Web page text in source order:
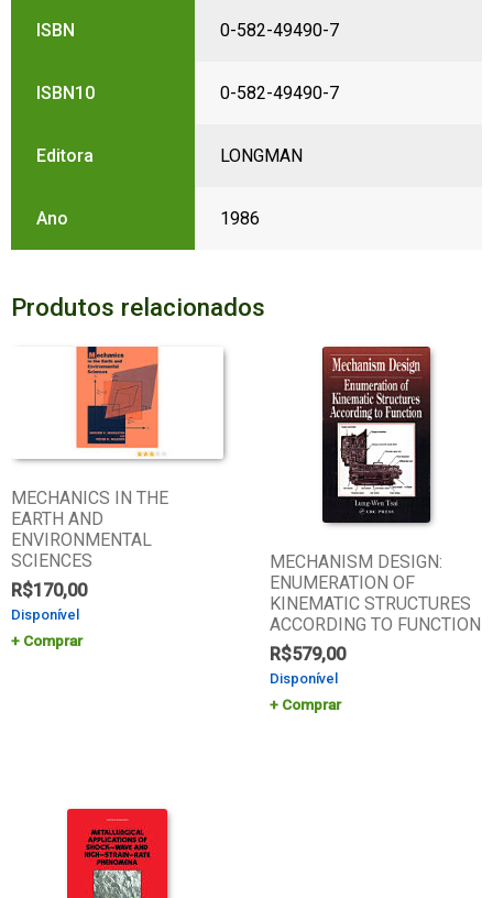
ISBN 0-582-49490-7
ISBN10 0-582-49490-7
Editora LONGMAN
Ano 1986
Produtos relacionados
MECHANICS IN THE
EARTH AND
ENVIRONMENTAL
SCIENCES
R$170,00
Disponível
Comprar
MECHANISM DESIGN:
ENUMERATION OF
KINEMATIC STRUCTURES
ACCORDING TO FUNCTION
R$579,00
Disponível
Comprar